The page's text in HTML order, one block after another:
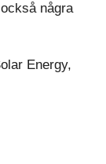
några
Energy,